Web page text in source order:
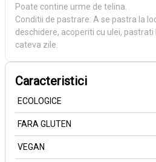
Poate contine urme de telina.
Conditii de pastrare: A se pastra la
deschidere, acoperiti cu ulei,
cateva zile.
Caracteristici
ECOLOGICE
FARA GLUTEN
VEGAN